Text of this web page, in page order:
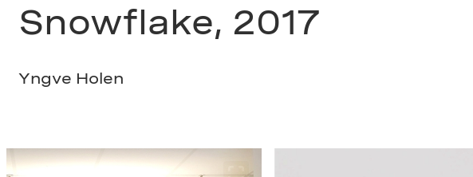
Snowflake, 2017
Yngve Holen